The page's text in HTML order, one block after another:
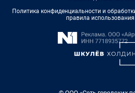
Политика конфиденциальности и
правила использования